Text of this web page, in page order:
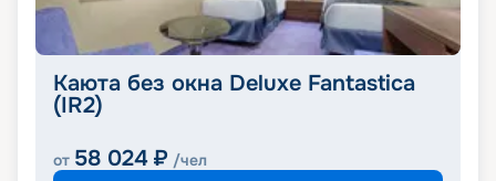
Каюта без окна Deluxe Fantastica
(IR2)
от 58 024 ₽ /чел